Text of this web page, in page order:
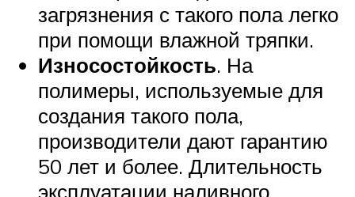
загрязнения с такого пола легко
при помощи влажной тряпки.
Износостойкость. На
полимеры, используемые для
создания такого пола,
производители дают гарантию
50 лет и более. Длительность
эксплуатации наливного